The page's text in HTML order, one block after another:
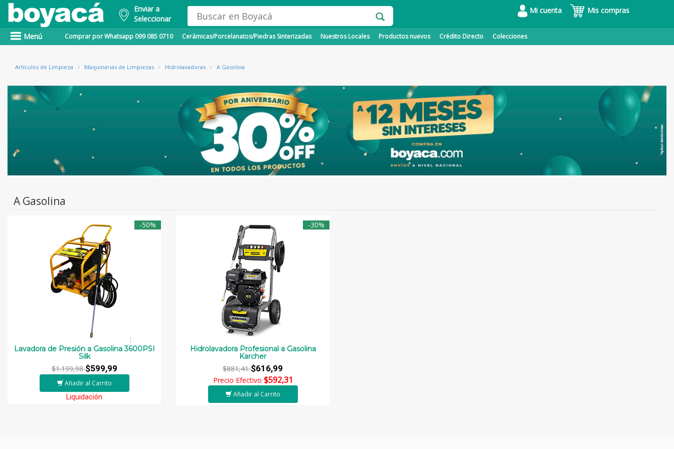
Enviar a
Seleccionar
Mi cuenta Mis compras
Menú Comprar por Whatsapp 099 085 0710 Cerámicas/Porcelanatos/Piedras Sinterizadas Nuestros Locales Productos nuevos Crédito Directo Colecciones
Artículos de Limpieza > Maquinarias de Limpiezas > Hidrolavadoras > A Gasolina
A Gasolina
-50%
Lavadora de Presión a Gasolina 3600PSI
Silk
$1.199,98$599,99
Añadir al Carrito
Liquidación
-30%
Hidrolavadora Profesional a Gasolina
Karcher
$881,41$616,99
Precio Efectivo $592,31
Añadir al Carrito